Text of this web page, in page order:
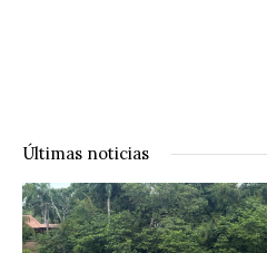
Últimas noticias